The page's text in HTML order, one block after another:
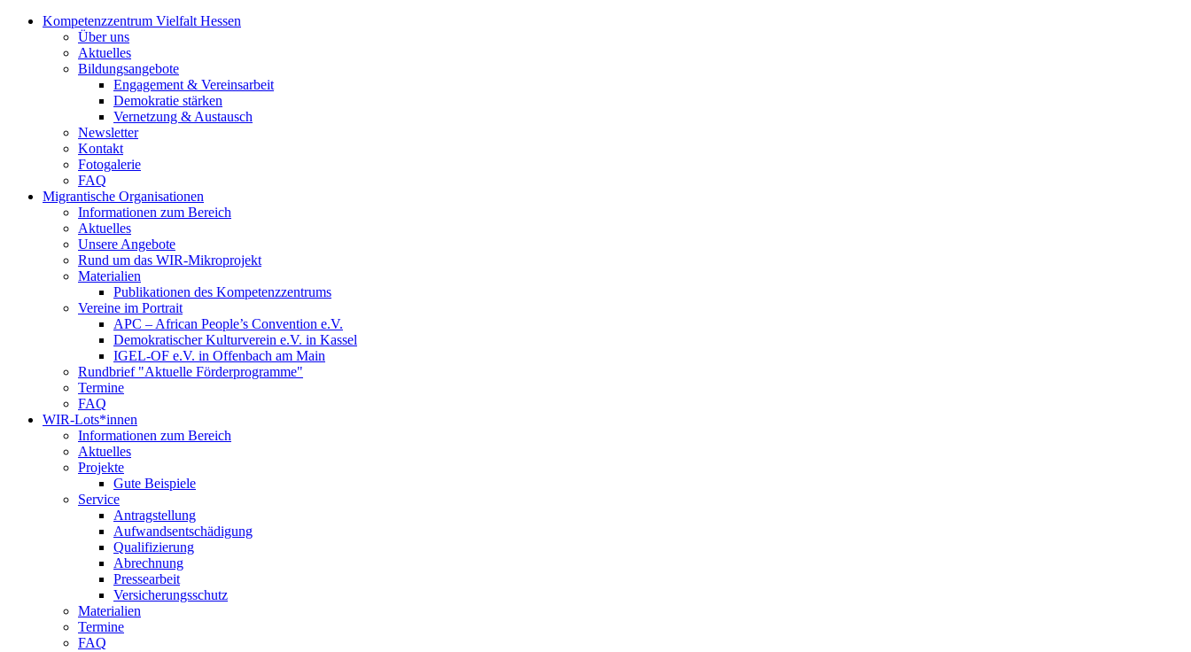
Kompetenzzentrum Vielfalt Hessen
Über uns
Aktuelles
Bildungsangebote
Engagement & Vereinsarbeit
Demokratie stärken
Vernetzung & Austausch
Newsletter
Kontakt
Fotogalerie
FAQ
Migrantische Organisationen
Informationen zum Bereich
Aktuelles
Unsere Angebote
Rund um das WIR-Mikroprojekt
Materialien
Publikationen des Kompetenzzentrums
Vereine im Portrait
APC – African People’s Convention e.V.
Demokratischer Kulturverein e.V. in Kassel
IGEL-OF e.V. in Offenbach am Main
Rundbrief "Aktuelle Förderprogramme"
Termine
FAQ
WIR-Lots*innen
Informationen zum Bereich
Aktuelles
Projekte
Gute Beispiele
Service
Antragstellung
Aufwandsentschädigung
Qualifizierung
Abrechnung
Pressearbeit
Versicherungsschutz
Materialien
Termine
FAQ